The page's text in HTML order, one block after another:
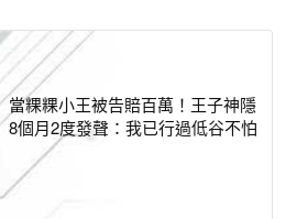
當粿粿小王被告賠百萬！王子神隱
8個月2度發聲：我已行過低谷不怕